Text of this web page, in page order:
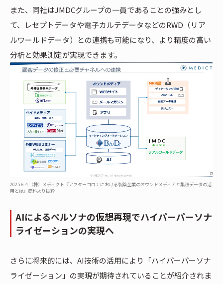
また、同社はJMDCグループの一員であることの強みとし
て、レセプトデータや電子カルテデータなどのRWD（リア
ルワールドデータ）との連携も可能になり、より精度の高い
分析と効果測定が実現できます。
2025.6.4 （株）メディクト『アフターコロナにおける製薬企業のオウンドメディアと集積データの活
用とは』資料より抜粋
AIによるペルソナの仮想再現でハイパーパーソナ
ライゼーションの実現へ
さらに将来的には、AI技術の活用により「ハイパーパーソナ
ライゼーション」の実現が期待されていることが紹介されま